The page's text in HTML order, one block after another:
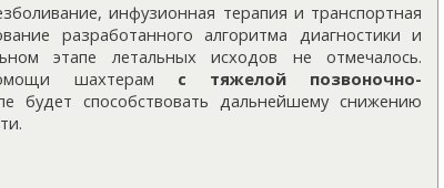
инфузионная терапия и транспортная
разработанного алгоритма диагностики и
этапе летальных исходов не отмечалось.
шахтерам с тяжелой позвоночно-
будет способствовать дальнейшему снижению